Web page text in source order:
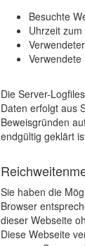
Besuchte
Uhrzeit
Verwendete
Die Server-
Daten erfolgt aus
Beweisgründen
endgültig geklärt
Sie haben die
Browser
dieser Webseite
Diese Webseite